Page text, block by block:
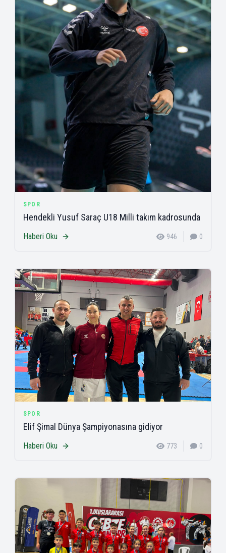
SPOR
Hendekli Yusuf Saraç U18 Milli takım kadrosunda
Haberi Oku 946 0
SPOR
Elif Şimal Dünya Şampiyonasına gidiyor
Haberi Oku 773 0